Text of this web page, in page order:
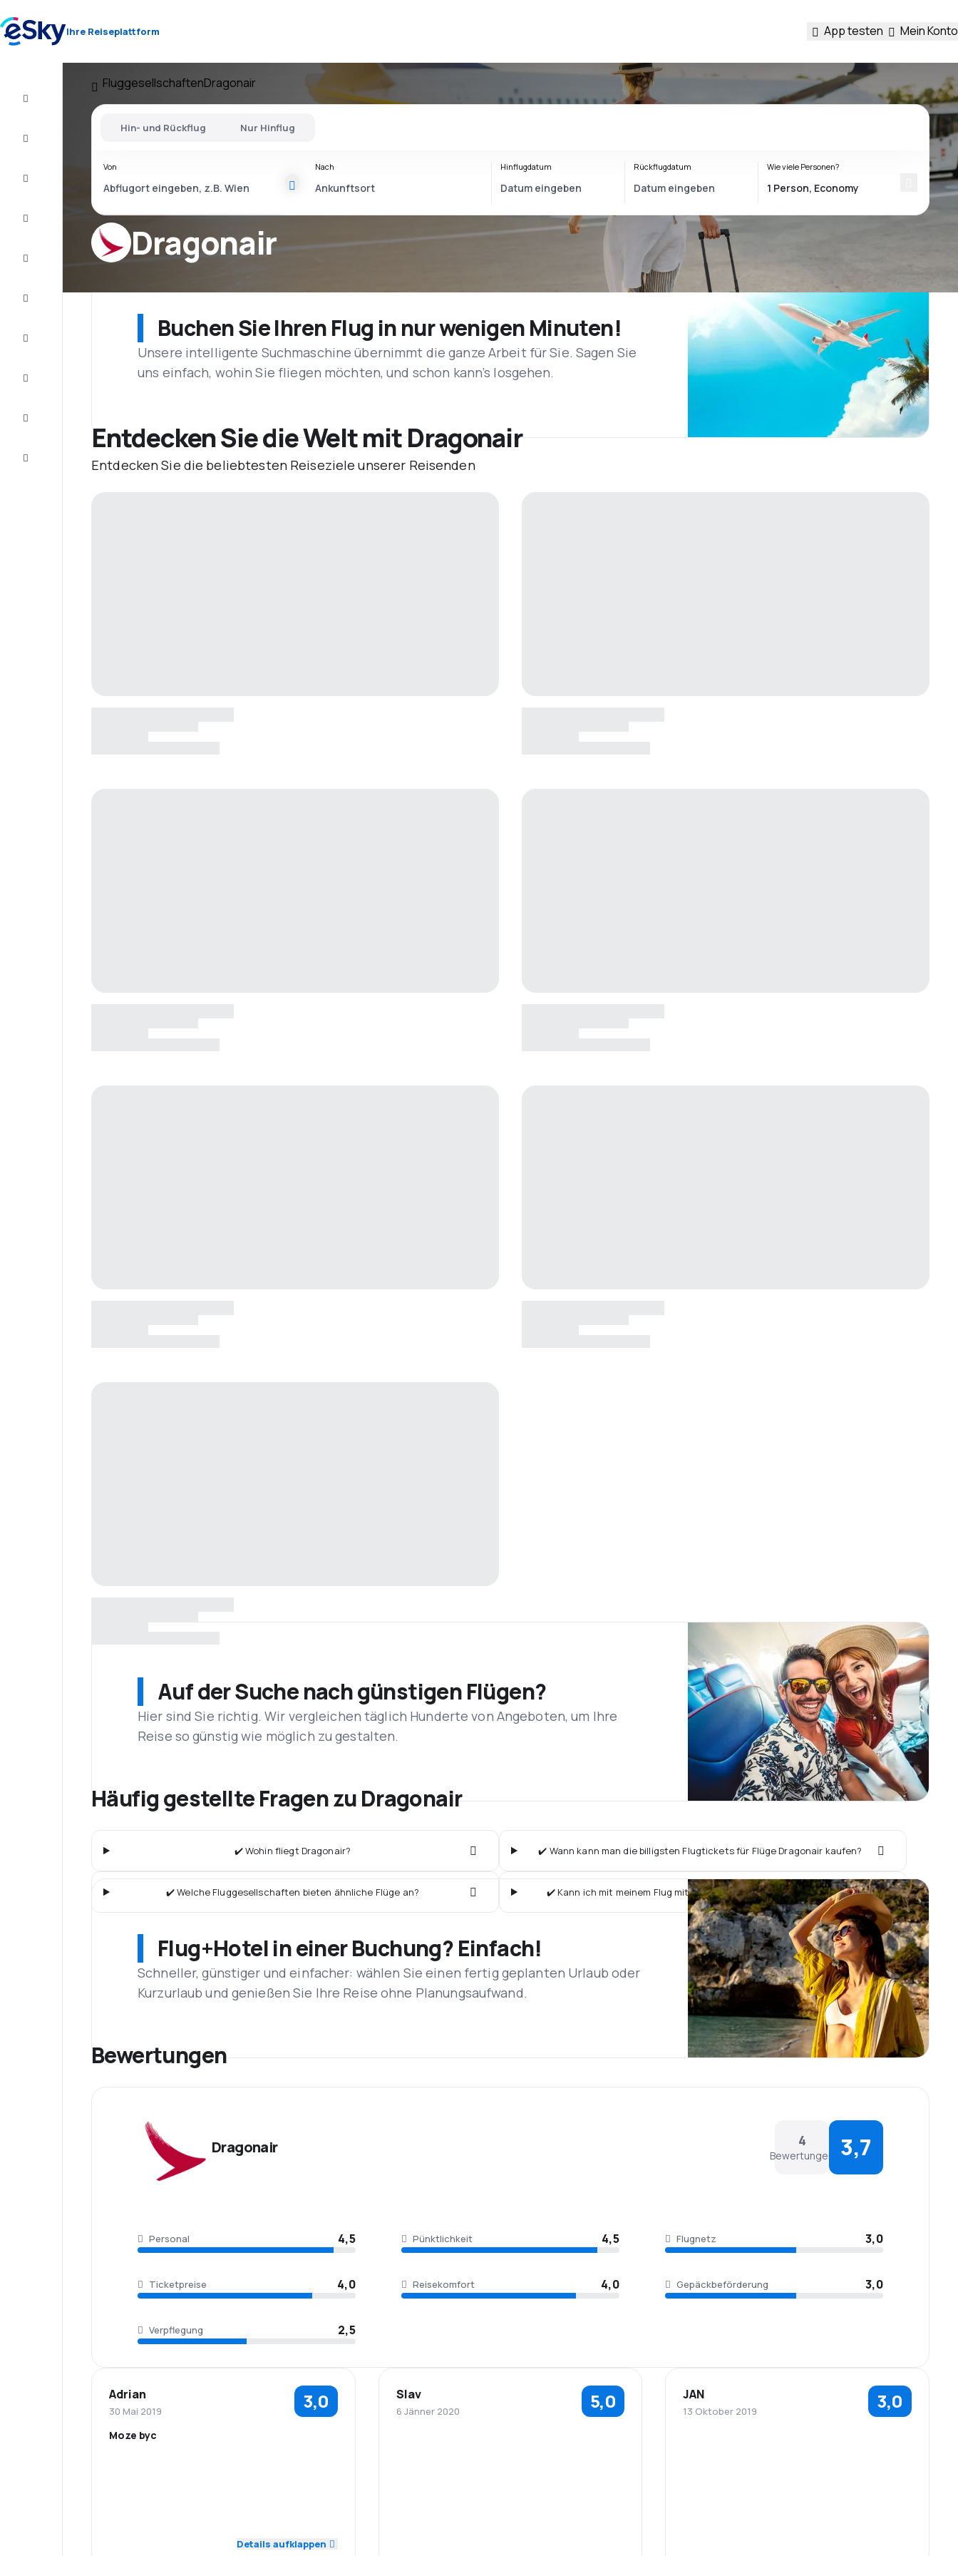
Ihre Reiseplattform App testen Mein Konto
Kundenservice
FluggesellschaftenDragonair
Dragonair
Hin- und Rückflug Nur Hinflug
Von Nach Hinflugdatum Rückflugdatum Wie viele Personen?
Buchen Sie Ihren Flug in nur wenigen Minuten!
Unsere intelligente Suchmaschine übernimmt die ganze Arbeit für Sie. Sagen Sie
uns einfach, wohin Sie fliegen möchten, und schon kann’s losgehen.
Entdecken Sie die Welt mit Dragonair
Entdecken Sie die beliebtesten Reiseziele unserer Reisenden
Auf der Suche nach günstigen Flügen?
Hier sind Sie richtig. Wir vergleichen täglich Hunderte von Angeboten, um Ihre
Reise so günstig wie möglich zu gestalten.
Häufig gestellte Fragen zu Dragonair
✔️ Wohin fliegt Dragonair? ✔️ Wann kann man die billigsten Flugtickets für Flüge Dragonair kaufen?
✔️ Welche Fluggesellschaften bieten ähnliche Flüge an? ✔️ Kann ich mit meinem Flug mit Dragonair ein Hotel vor Ort buchen?
Flug+Hotel in einer Buchung? Einfach!
Schneller, günstiger und einfacher: wählen Sie einen fertig geplanten Urlaub oder
Kurzurlaub und genießen Sie Ihre Reise ohne Planungsaufwand.
Bewertungen
Dragonair 4
Bewertungen 3,7
Personal 4,5 Pünktlichkeit 4,5 Flugnetz 3,0
Ticketpreise 4,0 Reisekomfort 4,0 Gepäckbeförderung 3,0
Verpflegung 2,5
Adrian
30 Mai 2019 3,0
Moze byc
Gepäckbeförderung
Details aufklappen
Slav
6 Jänner 2020 5,0 JAN
13 Oktober 2019 3,0